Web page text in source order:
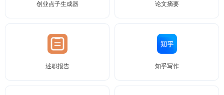
创业点子生成器 论文摘要
述职报告 知乎写作